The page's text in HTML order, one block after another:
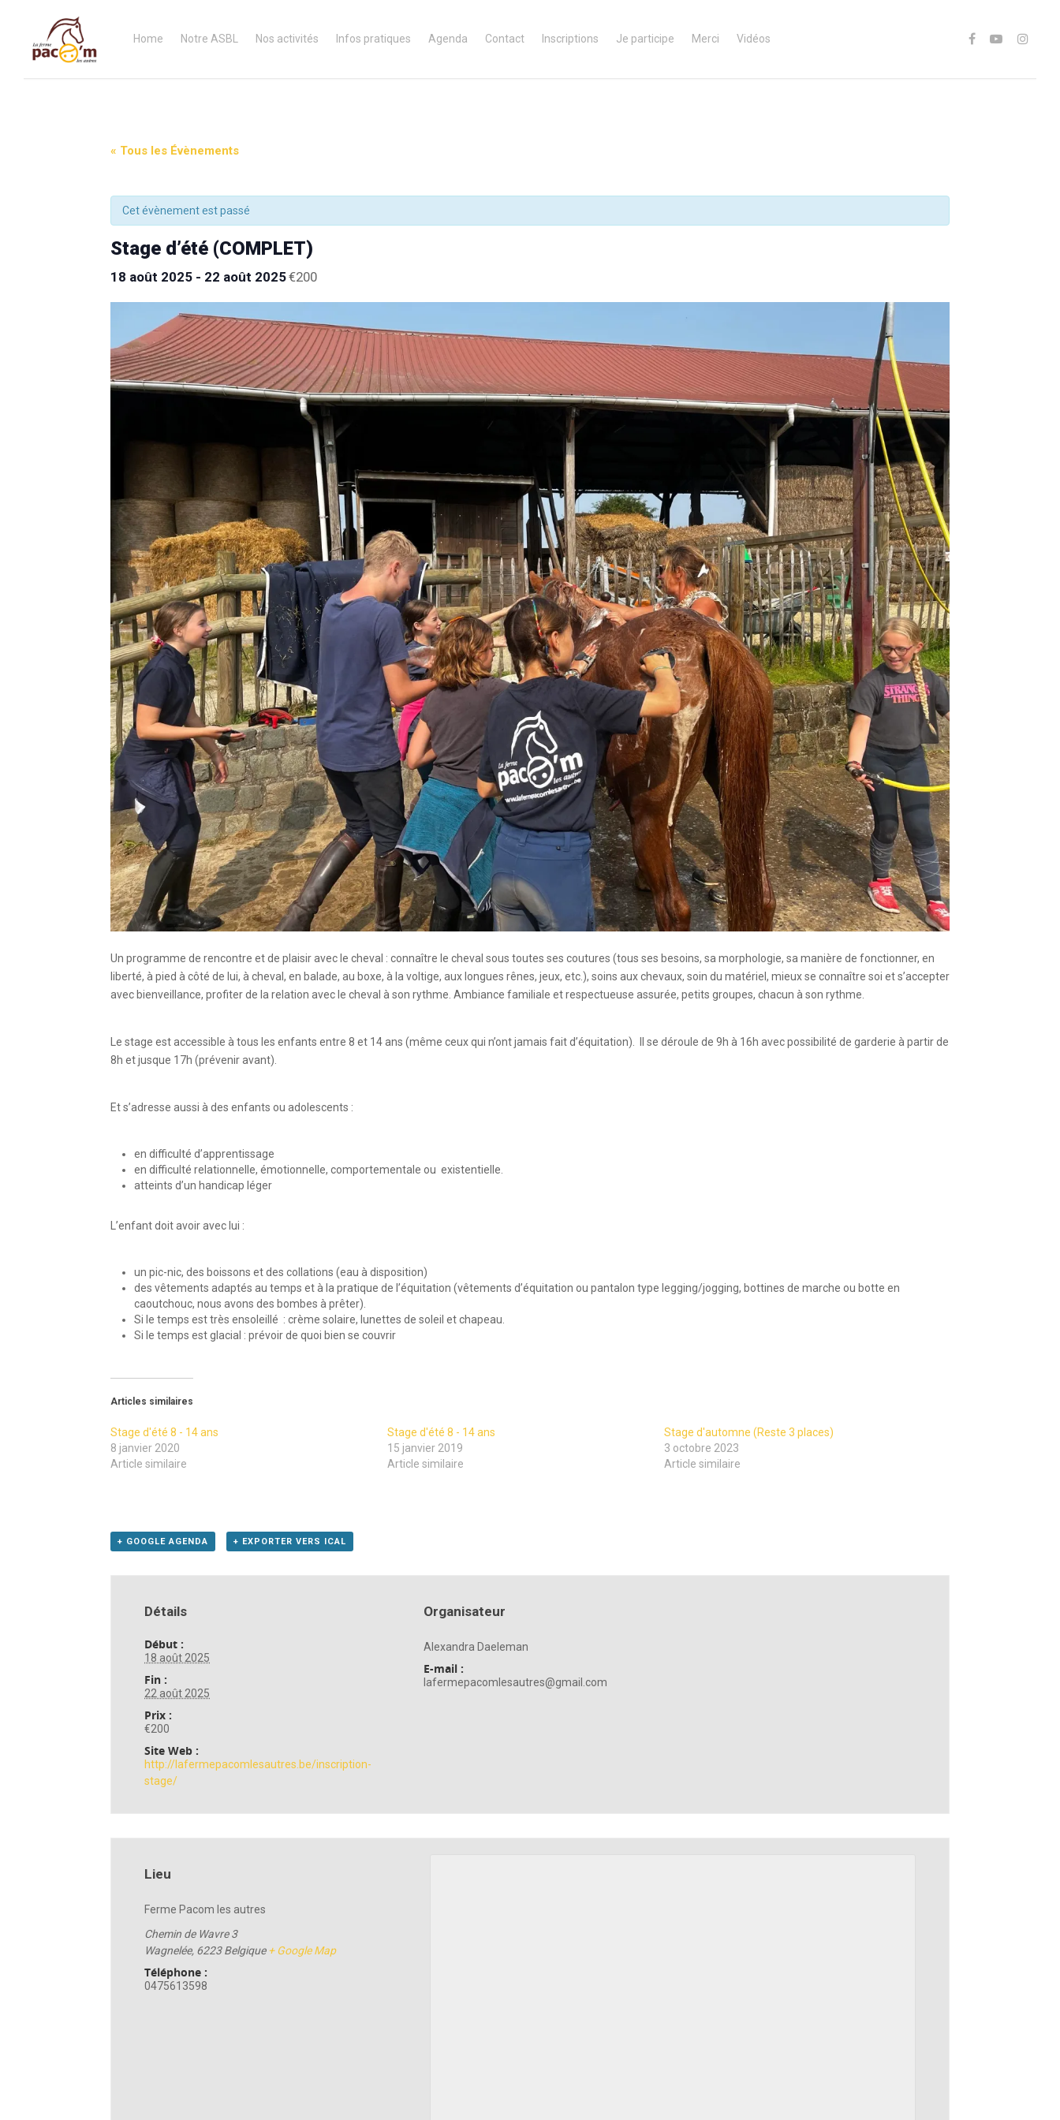
Home Notre ASBL Nos activités Infos pratiques Agenda Contact Inscriptions Je participe Merci Vidéos
« Tous les Évènements
Cet évènement est passé
Stage d’été (COMPLET)
18 août 2025 - 22 août 2025€200
Un programme de rencontre et de plaisir avec le cheval : connaître le cheval sous toutes ses coutures (tous ses besoins, sa morphologie, sa manière de fonctionner, en
liberté, à pied à côté de lui, à cheval, en balade, au boxe, à la voltige, aux longues rênes, jeux, etc.), soins aux chevaux, soin du matériel, mieux se connaître soi et s’accepter
avec bienveillance, profiter de la relation avec le cheval à son rythme. Ambiance familiale et respectueuse assurée, petits groupes, chacun à son rythme.
Le stage est accessible à tous les enfants entre 8 et 14 ans (même ceux qui n’ont jamais fait d’équitation). Il se déroule de 9h à 16h avec possibilité de garderie à partir de
8h et jusque 17h (prévenir avant).
Et s’adresse aussi à des enfants ou adolescents :
en difficulté d’apprentissage
en difficulté relationnelle, émotionnelle, comportementale ou existentielle.
atteints d’un handicap léger
L’enfant doit avoir avec lui :
un pic-nic, des boissons et des collations (eau à disposition)
des vêtements adaptés au temps et à la pratique de l’équitation (vêtements d’équitation ou pantalon type legging/jogging, bottines de marche ou botte en
caoutchouc, nous avons des bombes à prêter).
Si le temps est très ensoleillé : crème solaire, lunettes de soleil et chapeau.
Si le temps est glacial : prévoir de quoi bien se couvrir
Articles similaires
Stage d'été 8 - 14 ans
8 janvier 2020
Article similaire
Stage d'été 8 - 14 ans
15 janvier 2019
Article similaire
Stage d'automne (Reste 3 places)
3 octobre 2023
Article similaire
+ GOOGLE AGENDA + EXPORTER VERS ICAL
Détails
Début :
18 août 2025
Fin :
22 août 2025
Prix :
€200
Site Web :
http://lafermepacomlesautres.be/inscription-
stage/
Organisateur
Alexandra Daeleman
E-mail :
lafermepacomlesautres@gmail.com
Lieu
Ferme Pacom les autres
Chemin de Wavre 3
Wagnelée, 6223 Belgique + Google Map
Téléphone :
0475613598